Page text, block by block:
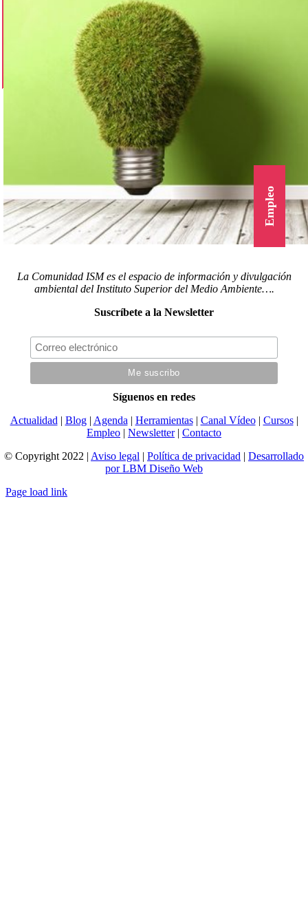
Empleo
La Comunidad ISM es el espacio de información y divulgación
ambiental del Instituto Superior del Medio Ambiente….
Suscríbete a la Newsletter
Síguenos en redes
Actualidad | Blog| Agenda | Herramientas| Canal Vídeo| Cursos|
Empleo | Newsletter| Contacto
© Copyright 2022 | Aviso legal | Política de privacidad | Desarrollado
por LBM Diseño Web
Page load link